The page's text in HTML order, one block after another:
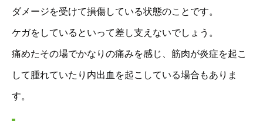
ダメージを受けて損傷している状態のことです。
ケガをしているといって差し支えないでしょう。
痛めたその場でかなりの痛みを感じ、筋肉が炎症を起こ
して腫れていたり内出血を起こしている場合もありま
す。